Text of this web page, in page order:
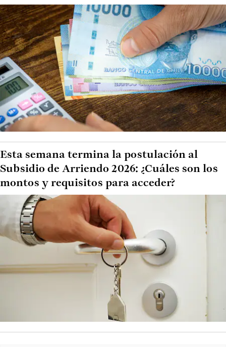
Esta semana termina la postulación al
Subsidio de Arriendo 2026: ¿Cuáles son los
montos y requisitos para acceder?